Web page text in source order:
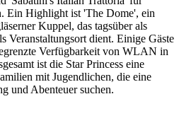
Ein Highlight ist 'The Dome', ein
Kuppel, das tagsüber als
Veranstaltungsort dient. Einige Gäste
Verfügbarkeit von WLAN in
ist die Star Princess eine
mit Jugendlichen, die eine
und Abenteuer suchen.